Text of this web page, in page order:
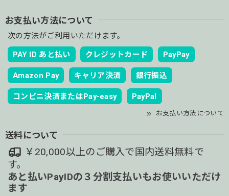
お支払い方法について
次の方法がご利用いただけます。
PAY ID あと払い クレジットカード PayPay
Amazon Pay キャリア決済 銀行振込
コンビニ決済またはPay-easy PayPal
お支払い方法について
送料について
￥20,000以上のご購入で国内送料無料で
す。
あと払いPayIDの３分割支払いもお使いいただけ
ます